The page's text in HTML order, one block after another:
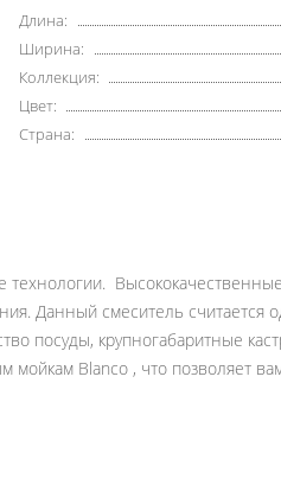
Длина:
Ширина:
Коллекция:
Цвет:
Страна:
Данный смеситель
посуды, крупногабаритные
Blanco , что позволяет